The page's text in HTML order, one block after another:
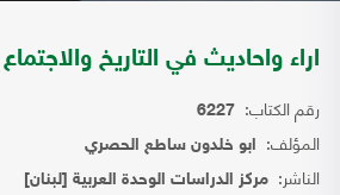
اراء واحاديث في التاريخ والاجتماع
رقم الكتاب: 6227
المؤلف: ابو خلدون ساطع الحصري
الناشر: مركز الدراسات الوحدة العربية [لبنان]